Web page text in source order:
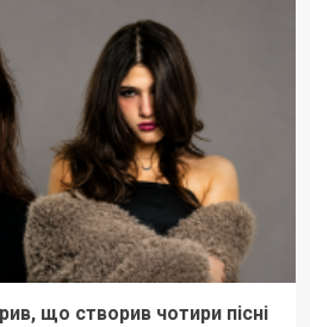
що створив чотири пісні